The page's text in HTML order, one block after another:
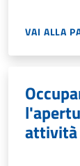
VAI ALLA
attività